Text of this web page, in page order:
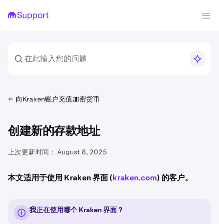
向Kraken账户充值加密货币
创建新的存款地址
上次更新时间： August 8, 2025
本文适用于使用 Kraken 界面 (kraken.com) 的客户。
我正在使用哪个 Kraken 界面？